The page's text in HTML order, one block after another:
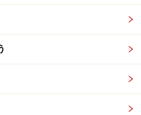
万円?基礎控除38万円＝228
人は、基礎控除の他に「配
る部分が減ることになりま